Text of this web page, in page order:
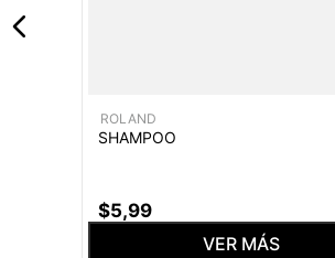
ROLAND
SHAMPOO
$5,99
VER MÁS